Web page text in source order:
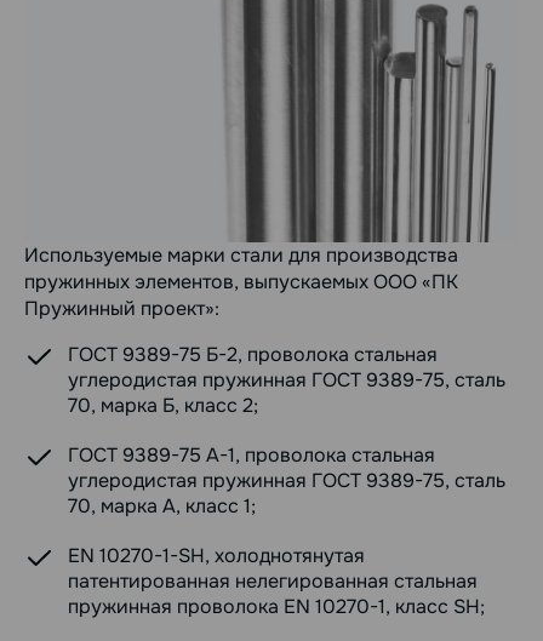
Используемые марки стали для производства
пружинных элементов, выпускаемых ООО «ПК
Пружинный проект»:
ГОСТ 9389-75 Б-2, проволока стальная
углеродистая пружинная ГОСТ 9389-75, сталь
70, марка Б, класс 2;
ГОСТ 9389-75 А-1, проволока стальная
углеродистая пружинная ГОСТ 9389-75, сталь
70, марка А, класс 1;
EN 10270-1-SH, холоднотянутая
патентированная нелегированная стальная
пружинная проволока EN 10270-1, класс SH;